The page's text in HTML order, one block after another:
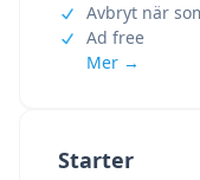
Starter
Avbryt när
Ad free
Mer →